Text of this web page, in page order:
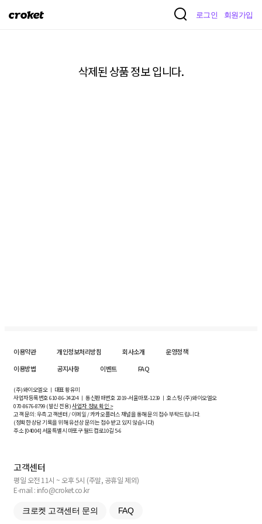
크
로그인 회원가입
삭제된 상품 정보 입니다.
이용약관 개인정보처리방침 회사소개
운영정책
이용방법
공지사항 이벤트 FAQ
(주)와이오엘오 ㅣ 대표 황유미
사업자등록번호610-86-34204ㅣ 통신판매번호 2019-서울마포-1239 ㅣ 호스팅 (주)와이오엘오
070-8676-8799 (발신 전용)사업자 정보 확인 >
고객 문의: 우측 고객센터 / 이메일 / 카카오플러스 채널을 통해 문의 접수 부탁드립니다.
(정확한 상담 기록을 위해 유선상 문의는 접수받고 있지 않습니다)
주소 [04004] 서울특별시 마포구 월드컵로10길5-6
고객센터
평일 오전 11시 ~ 오후 5시 (주말, 공휴일 제외)
E-mail : info@croket.co.kr
크로켓 고객센터 문의 FAQ